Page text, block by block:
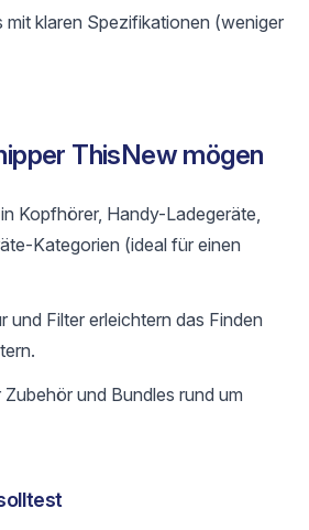
klaren Spezifikationen (weniger
ThisNew mögen
Kopfhörer, Handy-Ladegeräte,
Kategorien (ideal für einen
und Filter erleichtern das Finden
und Bundles rund um